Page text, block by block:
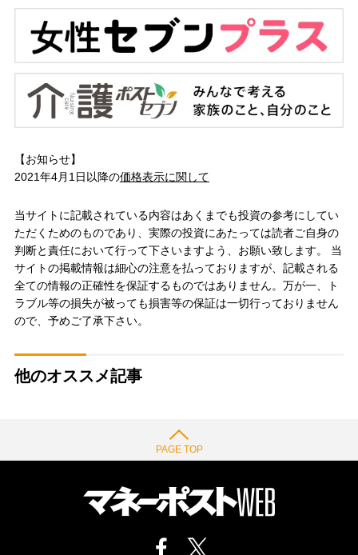
【お知らせ】
2021年4月1日以降の価格表示に関して
当サイトに記載されている内容はあくまでも投資の参考にしてい
ただくためのものであり、実際の投資にあたっては読者ご自身の
判断と責任において行って下さいますよう、お願い致します。 当
サイトの掲載情報は細心の注意を払っておりますが、記載される
全ての情報の正確性を保証するものではありません。万が一、ト
ラブル等の損失が被っても損害等の保証は一切行っておりません
ので、予めご了承下さい。
他のオススメ記事
PAGE TOP